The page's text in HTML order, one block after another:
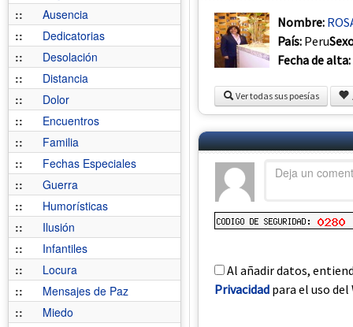
::
Ausencia
::
Dedicatorias
::
Desolación
::
Distancia
::
Dolor
::
Encuentros
::
Familia
::
Fechas Especiales
::
Guerra
::
Humorísticas
::
Ilusión
::
Infantiles
::
Locura
::
Mensajes de Paz
::
Miedo
Nombre:
País: Peru
Fecha de alta:
Ver todas sus poesías
Al añadir datos,
Privacidad para el uso del